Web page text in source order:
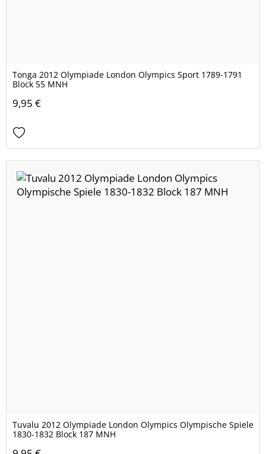
Tonga 2012 Olympiade London Olympics Sport 1789-1791
Block 55 MNH
9,95 €
Tuvalu 2012 Olympiade London Olympics Olympische Spiele
1830-1832 Block 187 MNH